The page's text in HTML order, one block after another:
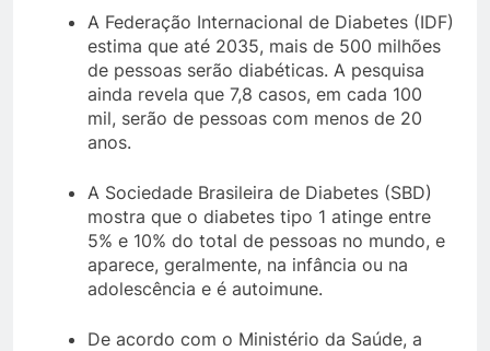
A Federação Internacional de Diabetes (IDF)
estima que até 2035, mais de 500 milhões
de pessoas serão diabéticas. A pesquisa
ainda revela que 7,8 casos, em cada 100
mil, serão de pessoas com menos de 20
anos.
A Sociedade Brasileira de Diabetes (SBD)
mostra que o diabetes tipo 1 atinge entre
5% e 10% do total de pessoas no mundo, e
aparece, geralmente, na infância ou na
adolescência e é autoimune.
De acordo com o Ministério da Saúde, a